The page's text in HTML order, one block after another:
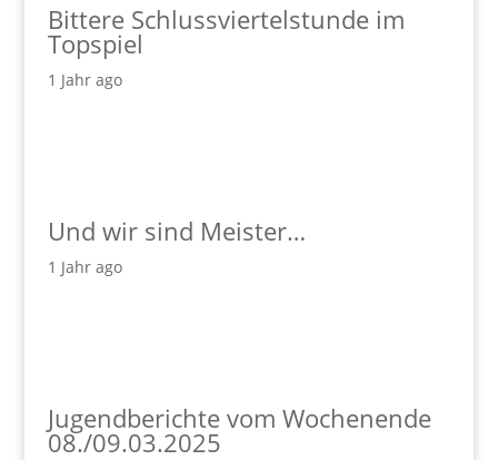
Bittere Schlussviertelstunde im
Topspiel
1 Jahr ago
Und wir sind Meister…
1 Jahr ago
Jugendberichte vom Wochenende
08./09.03.2025